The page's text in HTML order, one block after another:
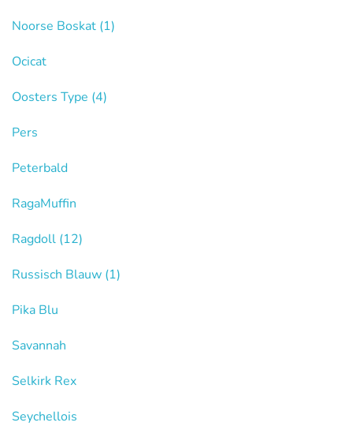
Noorse Boskat (1)
Ocicat
Oosters Type (4)
Pers
Peterbald
RagaMuffin
Ragdoll (12)
Russisch Blauw (1)
Pika Blu
Savannah
Selkirk Rex
Seychellois